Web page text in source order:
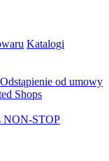
Katalogi
Odstąpienie od umowy
Shops
NON-STOP